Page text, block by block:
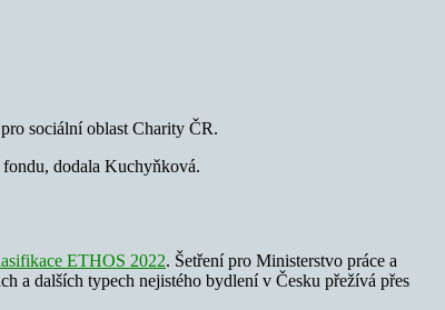
sociální oblast Charity ČR.
dodala Kuchyňková.
ETHOS 2022. Šetření pro Ministerstvo práce a
a dalších typech nejistého bydlení v Česku přežívá přes